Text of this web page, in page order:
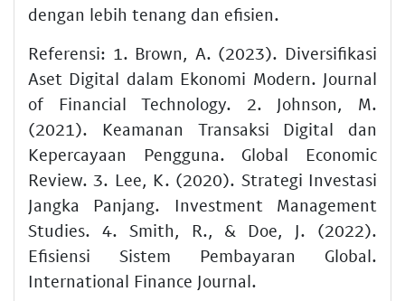
dengan lebih tenang dan efisien.
Referensi: 1. Brown, A. (2023). Diversifikasi
Aset Digital dalam Ekonomi Modern. Journal
of Financial Technology. 2. Johnson, M.
(2021). Keamanan Transaksi Digital dan
Kepercayaan Pengguna. Global Economic
Review. 3. Lee, K. (2020). Strategi Investasi
Jangka Panjang. Investment Management
Studies. 4. Smith, R., & Doe, J. (2022).
Efisiensi Sistem Pembayaran Global.
International Finance Journal.